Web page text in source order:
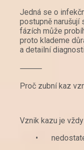
Jedná se o
postupně narušují
fázích může
proto klademe
a detailní
⸻
Proč zubní kaz
Vznik kazu je
•